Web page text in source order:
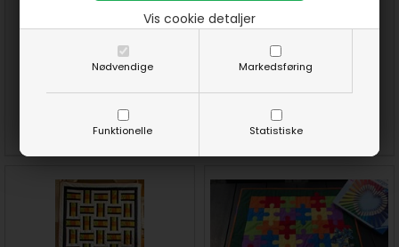
Nødvendige Markedsføring
Funktionelle Statistiske
Vis cookie detaljer
mønster
50,00DKK
SE MERE KØB
mønster
50,00DKK
SE MERE